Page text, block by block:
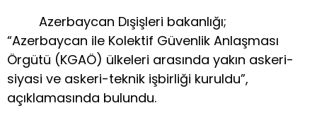
Azerbaycan Dışişleri bakanlığı;
“Azerbaycan ile Kolektif Güvenlik Anlaşması
Örgütü (KGAÖ) ülkeleri arasında yakın askeri-
siyasi ve askeri-teknik işbirliği kuruldu”,
açıklamasında bulundu.